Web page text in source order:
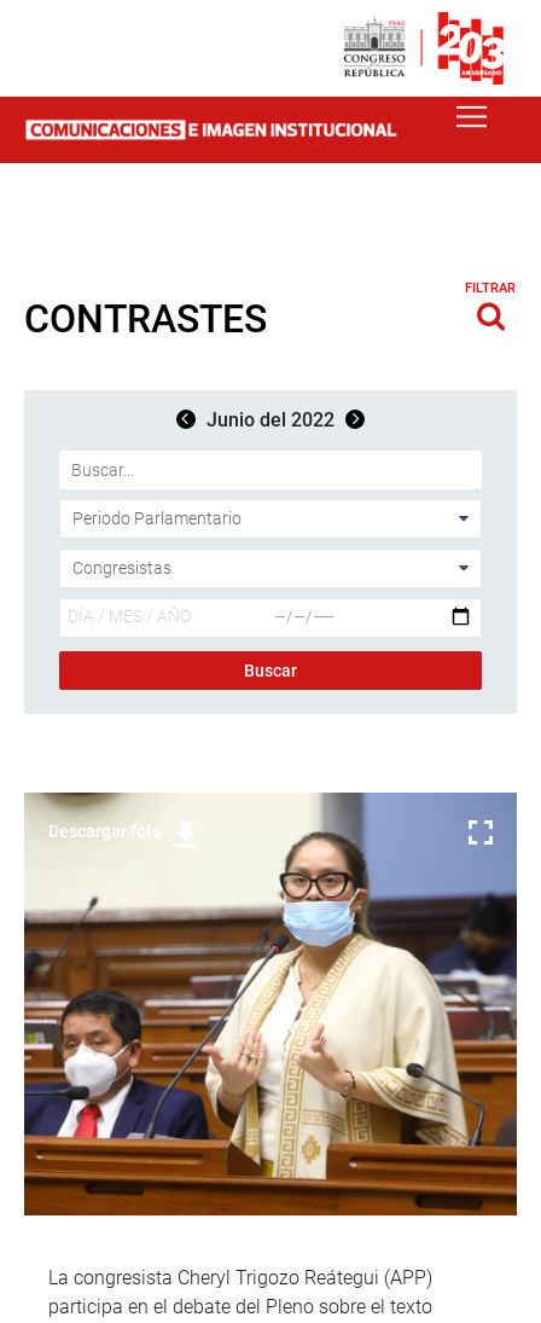
CONTRASTES
FILTRAR
Junio del 2022
Descargar foto
La congresista Cheryl Trigozo Reátegui (APP)
participa en el debate del Pleno sobre el texto